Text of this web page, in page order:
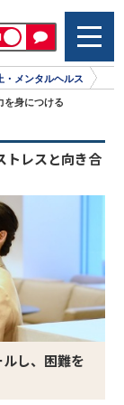
・メンタルヘルス
を身につける
トレスと向き合
し、困難を